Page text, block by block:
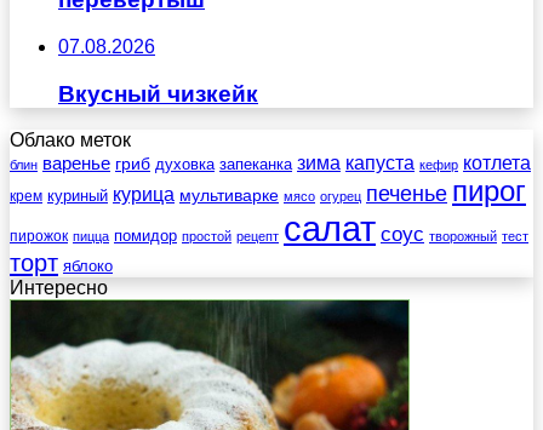
07.08.2026
Вкусный чизкейк
Облако меток
блин варенье гриб духовка запеканка зима капуста кефир котлета
крем куриный курица мультиварке мясо огурец печенье пирог
пирожок пицца помидор простой рецепт салат соус творожный тест
торт яблоко
Интересно